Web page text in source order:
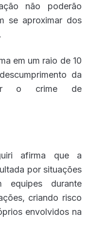
não poderão
se aproximar dos
em um raio de 10
da
o crime de
afirma que a
por situações
equipes durante
criando risco
envolvidos na